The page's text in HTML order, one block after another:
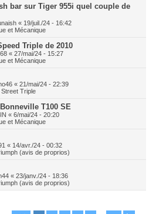
bar sur Tiger 955i quel couple de
« 19/juil./24 - 16:42
et Mécanique
Triple de 2010
« 27/mai/24 - 15:27
et Mécanique
« 21/mai/24 - 22:39
Triple
T100 SE
« 6/mai/24 - 20:20
et Mécanique
« 14/avr./24 - 00:32
(avis de proprios)
« 23/janv./24 - 18:36
(avis de proprios)